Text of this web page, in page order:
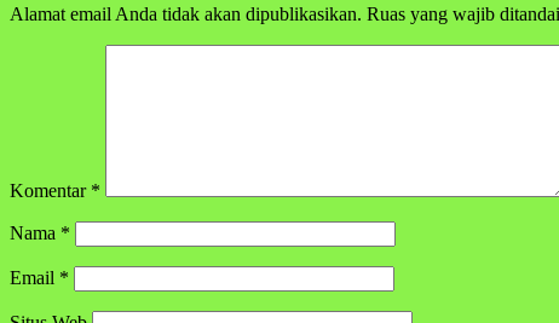
Alamat email Anda tidak akan dipublikasikan. Ruas yang wajib ditandai
Komentar *
Nama *
Email *